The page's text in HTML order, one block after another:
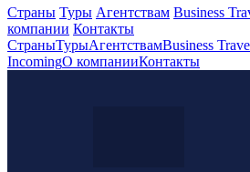
Страны Туры Агентствам Business
компании Контакты
СтраныТурыАгентствамBusiness
IncomingО компанииКонтакты